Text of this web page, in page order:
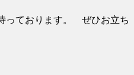
っております。 ぜひお立ち